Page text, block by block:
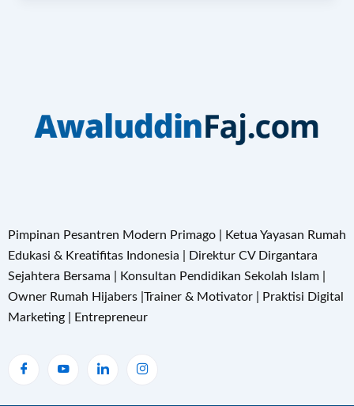
Pimpinan Pesantren Modern Primago | Ketua Yayasan Rumah
Edukasi & Kreatifitas Indonesia | Direktur CV Dirgantara
Sejahtera Bersama | Konsultan Pendidikan Sekolah Islam |
Owner Rumah Hijabers |Trainer & Motivator | Praktisi Digital
Marketing | Entrepreneur